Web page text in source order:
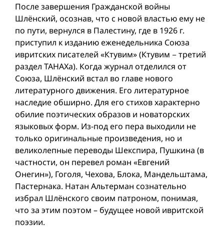
После завершения Гражданской вой­ны
Шлёнский, осознав, что с новой властью ему не
по пути, вернулся в Палестину, где в 1926 г.
приступил к изданию еженедельника Союза
ивритских писателей «Ктувим» (Ктувим − третий
раздел ТАНАХа). Когда журнал отделился от
Союза, Шлёнский встал во главе нового
литературного движения. Его литературное
наследие обширно. Для его стихов характерно
обилие поэтических образов и новаторских
языковых форм. Из-под его пера выходили не
только оригинальные произведения, но и
великолепные переводы Шекспира, Пушкина (в
частности, он перевел роман «Евгений
Онегин»), Гоголя, Чехова, Блока, Мандельштама,
Пастернака. Натан Альтерман сознательно
избрал Шлёнского своим патроном, понимая,
что за этим поэтом – будущее новой ивритской
поэзии.